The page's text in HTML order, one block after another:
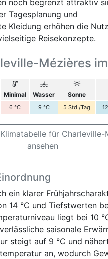
noch begrenzt attraktiv
Tagesplanung und
Kleidung erhöhen die
Reisekonzepte.
Mézières
Minimal Wasser Sonne
6 °C 9 °C 5 Std./Tag 12
für Charleville-
ansehen
ein klarer
14 °C und Tiefstwerten
liegt bei 10
saisonale
steigt auf 9 °C und
an, wodurch